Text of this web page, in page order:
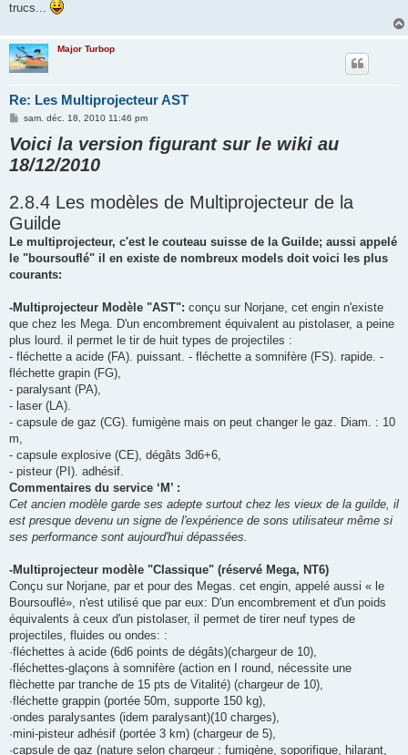
trucs...
Major Turbop
Re: Les Multiprojecteur AST
M
s
s
a
g
sam. déc. 18, 2010 11:46 pm
Voici la version figurant sur le wiki au
18/12/2010
2.8.4 Les modèles de Multiprojecteur de la
Guilde
Le multiprojecteur, c'est le couteau suisse de la Guilde; aussi appelé
le "boursouflé" il en existe de nombreux models doit voici les plus
courants:
-Multiprojecteur Modèle "AST": conçu sur Norjane, cet engin n'existe
que chez les Mega. D'un encombrement équi­valent au pistolaser, a peine
plus lourd. il permet le tir de huit types de projectiles :
- fléchette a acide (FA). puissant. - fléchette a somnifère (FS). rapide. -
fléchette grapin (FG),
- paralysant (PA),
- laser (LA).
- capsule de gaz (CG). fumigène mais on peut changer le gaz. Diam. : 10
m,
- capsule explosive (CE), dégâts 3d6+6,
- pisteur (PI). adhésif.
Commentaires du service ‘M’ :
Cet ancien modèle garde ses adepte surtout chez les vieux de la guilde, il
est presque devenu un signe de l'expérience de sons utilisateur même si
ses performance sont aujourd'hui dépassées.
-Multiprojecteur modèle "Classique" (réservé Mega, NT6)
Conçu sur Norjane, par et pour des Megas. cet engin, appelé aussi « le
Boursouflé», n'est utilisé que par eux: D'un encombrement et d'un poids
équivalents à ceux d'un pistolaser, il permet de tir­er neuf types de
projectiles, fluides ou ondes: :
·fléchettes à acide (6d6 points de dégâts)(chargeur de 10),
·fléchettes-glaçons à somnifère (action en I round, nécessite une
flèchette par tranche de 15 pts de Vitalité) (chargeur de 10),
·fléchette grappin (portée 50m, supporte 150 kg),
·ondes paralysantes (idem paralysant)(10 charges),
·mini-pisteur adhésif (portée 3 km) (chargeur de 5),
·capsule de gaz (nature selon chargeur : fumigène, soporifique, hilarant,